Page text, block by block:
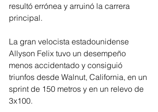
resultó errónea y arruinó la carrera
principal.
La gran velocista estadounidense
Allyson Felix tuvo un desempeño
menos accidentado y consiguió
triunfos desde Walnut, California, en un
sprint de 150 metros y en un relevo de
3x100.